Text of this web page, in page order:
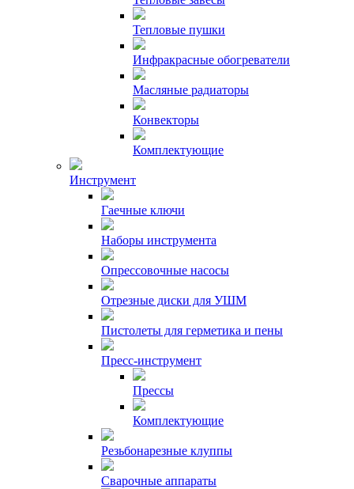
Тепловые пушки
Инфракрасные обогреватели
Масляные радиаторы
Конвекторы
Комплектующие
Инструмент
Гаечные ключи
Наборы инструмента
Опрессовочные насосы
Отрезные диски для УШМ
Пистолеты для герметика и пены
Пресс-инструмент
Прессы
Комплектующие
Резьбонарезные клуппы
Сварочные аппараты